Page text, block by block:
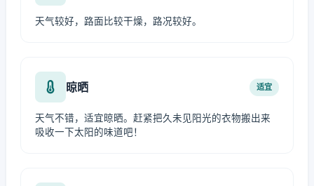
天气较好，路面比较干燥，路况较好。
晾晒 适宜
天气不错，适宜晾晒。赶紧把久未见阳光的衣物搬出来
吸收一下太阳的味道吧！